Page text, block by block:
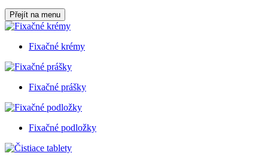
Přejít na menu
Fixačné krémy
Fixačné prášky
Fixačné podložky